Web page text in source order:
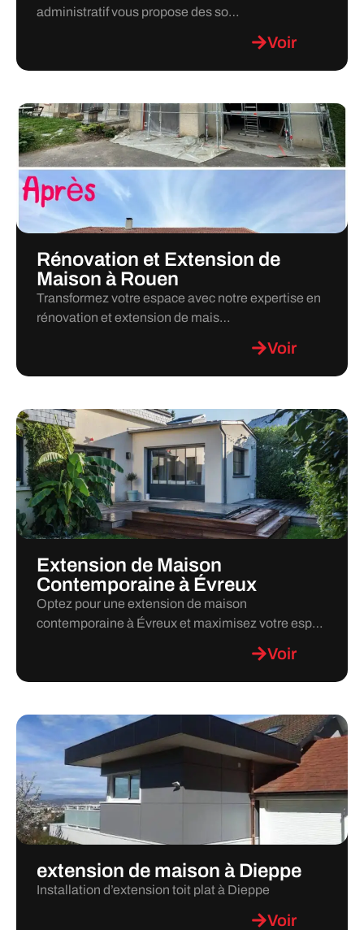
administratif vous propose des so…
Voir
Rénovation et Extension de
Maison à Rouen
Transformez votre espace avec notre expertise en
rénovation et extension de mais…
Voir
Extension de Maison
Contemporaine à Évreux
Optez pour une extension de maison
contemporaine à Évreux et maximisez votre esp…
Voir
extension de maison à Dieppe
Installation d’extension toit plat à Dieppe
Voir